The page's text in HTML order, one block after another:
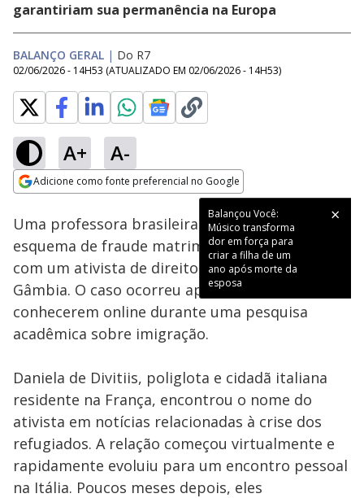
garantiriam sua permanência na Europa
BALANÇO GERAL | Do R7
02/06/2026 - 14H53 (ATUALIZADO EM 02/06/2026 - 14H53)
A+ A-
Adicione como fonte preferencial no Google
Balançou Você:
Músico transforma
dor em força para
criar a filha de um
ano após morte da
esposa
Ativar
Loaded
14.57%
Uma professora brasileira foi vítima de um
esquema de fraude matrimonial ao se casar
com um ativista de direitos humanos da
Gâmbia. O caso ocorreu após os dois se
conhecerem online durante uma pesquisa
acadêmica sobre imigração.
Daniela de Divitiis, poliglota e cidadã italiana
residente na França, encontrou o nome do
ativista em notícias relacionadas à crise dos
refugiados. A relação começou virtualmente e
rapidamente evoluiu para um encontro pessoal
na Itália. Poucos meses depois, eles